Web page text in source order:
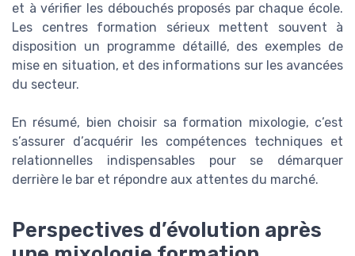
et à vérifier les débouchés proposés par chaque école.
Les centres formation sérieux mettent souvent à
disposition un programme détaillé, des exemples de
mise en situation, et des informations sur les avancées
du secteur.
En résumé, bien choisir sa formation mixologie, c’est
s’assurer d’acquérir les compétences techniques et
relationnelles indispensables pour se démarquer
derrière le bar et répondre aux attentes du marché.
Perspectives d’évolution après